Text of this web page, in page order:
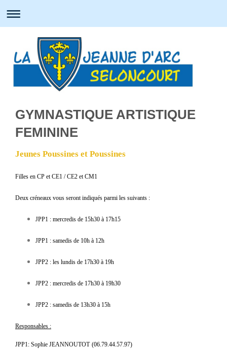
GYMNASTIQUE ARTISTIQUE
FEMININE
Jeunes Poussines et Poussines
Filles en CP et CE1 / CE2 et CM1
Deux créneaux vous seront indiqués parmi les suivants :
JPP1 : mercredis de 15h30 à 17h15
JPP1 : samedis de 10h à 12h
JPP2 : les lundis de 17h30 à 19h
JPP2 : mercredis de 17h30 à 19h30
JPP2 : samedis de 13h30 à 15h
Responsables :
JPP1: Sophie JEANNOUTOT (06.79.44.57.97)